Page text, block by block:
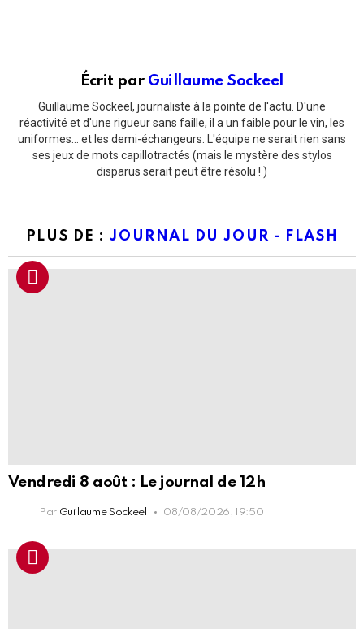
Écrit par Guillaume Sockeel
Guillaume Sockeel, journaliste à la pointe de l'actu. D'une
réactivité et d'une rigueur sans faille, il a un faible pour le vin, les
uniformes... et les demi-échangeurs. L'équipe ne serait rien sans
ses jeux de mots capillotractés (mais le mystère des stylos
disparus serait peut être résolu ! )
PLUS DE :JOURNAL DU JOUR - FLASH
Vendredi 8 août : Le journal de 12h
Par Guillaume Sockeel 08/08/2026, 19:50